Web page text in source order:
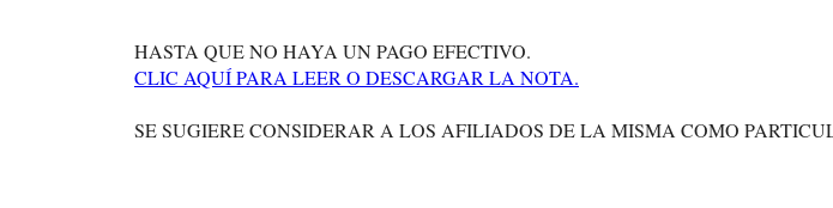
HASTA QUE NO HAYA UN PAGO EFECTIVO.
CLIC AQUÍ PARA LEER O DESCARGAR LA NOTA.
SE SUGIERE CONSIDERAR A LOS AFILIADOS DE LA MISMA COMO